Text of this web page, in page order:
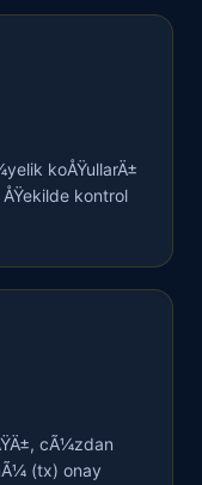
koÅŸullarÄ±
kontrol
cÃ¼zdan
(tx) onay